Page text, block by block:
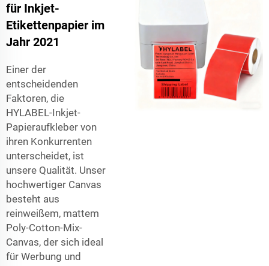
für Inkjet-
Etikettenpapier im
Jahr 2021
Einer der
entscheidenden
Faktoren, die
HYLABEL-Inkjet-
Papieraufkleber von
ihren Konkurrenten
unterscheidet, ist
unsere Qualität. Unser
hochwertiger Canvas
besteht aus
reinweißem, mattem
Poly-Cotton-Mix-
Canvas, der sich ideal
für Werbung und